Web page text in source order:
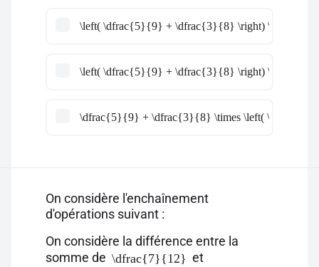
\left( \dfrac{5}{9} + \dfrac{3}{8} \right) \times
\left( \dfrac{5}{9} + \dfrac{3}{8} \right) \times
\dfrac{5}{9} + \dfrac{3}{8} \times \left(
On considère l'enchaînement
d'opérations suivant :
On considère la différence entre la
somme de \dfrac{7}{12} et